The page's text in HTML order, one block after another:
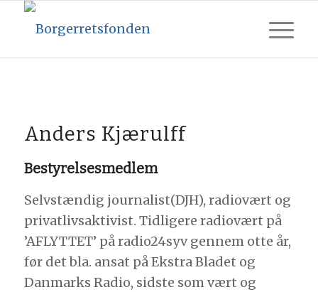
Anders Kjærulff
Bestyrelsesmedlem
Selvstændig journalist(DJH), radiovært og
privatlivsaktivist. Tidligere radiovært på
’AFLYTTET’ på radio24syv gennem otte år,
før det bla. ansat på Ekstra Bladet og
Danmarks Radio, sidste som vært og